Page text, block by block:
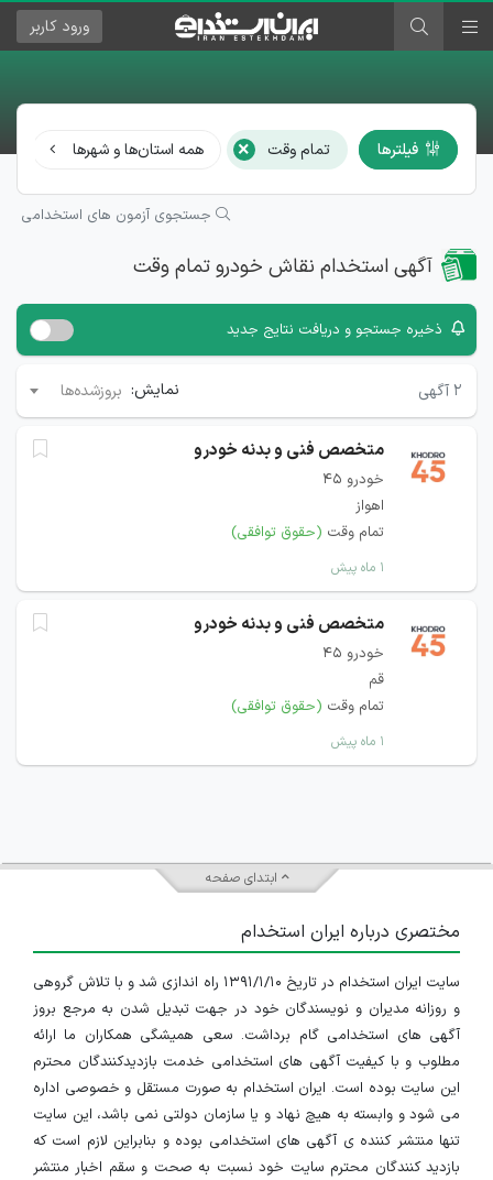
ورود کاربر
فیلترها تمام وقت × همه استان‌ها و شهرها
جستجوی آزمون های استخدامی
آگهی استخدام نقاش خودرو تمام وقت
ذخیره جستجو و دریافت نتایج جدید
۲ آگهی نمایش: بروزشده‌ها
متخصص فنی و بدنه خودرو
خودرو 45
اهواز
تمام وقت (حقوق توافقی)
۱ ماه پیش
متخصص فنی و بدنه خودرو
خودرو 45
قم
تمام وقت (حقوق توافقی)
۱ ماه پیش
ابتدای صفحه
مختصری درباره ایران استخدام
سایت ایران استخدام در تاریخ ۱۳۹۱/۱/۱۰ راه اندازی شد و با تلاش گروهی
و روزانه مدیران و نویسندگان خود در جهت تبدیل شدن به مرجع بروز
آگهی های استخدامی گام برداشت. سعی همیشگی همکاران ما ارائه
مطلوب و با کیفیت آگهی های استخدامی خدمت بازدیدکنندگان محترم
این سایت بوده است. ایران استخدام به صورت مستقل و خصوصی اداره
می شود و وابسته به هیچ نهاد و یا سازمان دولتی نمی باشد، این سایت
تنها منتشر کننده ی آگهی های استخدامی بوده و بنابراین لازم است که
بازدید کنندگان محترم سایت خود نسبت به صحت و سقم اخبار منتشر